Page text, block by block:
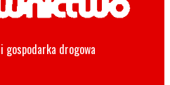
gospodarka drogowa